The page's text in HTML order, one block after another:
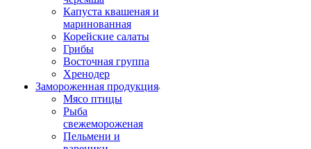
Капуста квашеная и
маринованная
Корейские салаты
Грибы
Восточная группа
Хренодер
Замороженная продукция
Мясо птицы
Рыба
свежемороженая
Пельмени и